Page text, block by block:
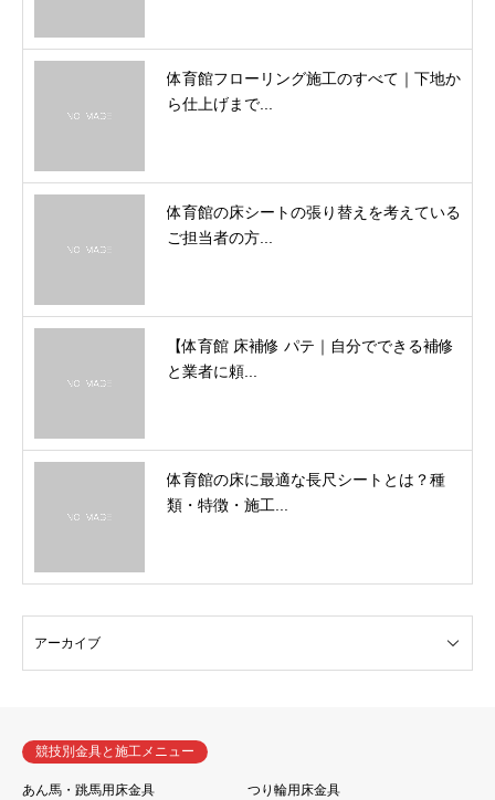
体育館フローリング施工のすべて｜下地か
ら仕上げまで...
体育館の床シートの張り替えを考えている
ご担当者の方...
【体育館 床補修 パテ｜自分でできる補修
と業者に頼...
体育館の床に最適な長尺シートとは？種
類・特徴・施工...
競技別金具と施工メニュー
あん馬・跳馬用床金具
つり輪用床金具